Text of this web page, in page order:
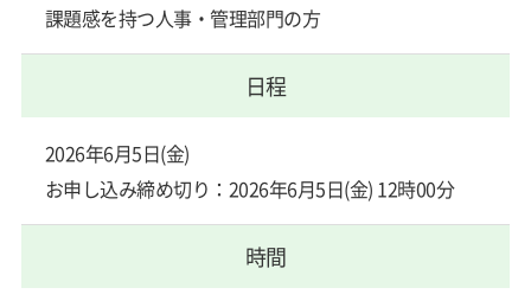
課題感を持つ人事・管理部門の方
日程
2026年6月5日(金)
お申し込み締め切り：2026年6月5日(金) 12時00分
時間